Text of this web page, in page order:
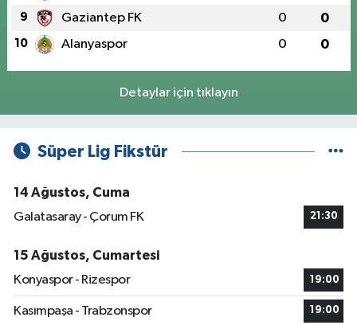
9 Gaziantep FK 0 0
10 Alanyaspor 0 0
Detaylar için tıklayın
Süper Lig Fikstür
14 Ağustos, Cuma
Galatasaray - Çorum FK
21:30
15 Ağustos, Cumartesi
Konyaspor - Rizespor
19:00
Kasımpaşa - Trabzonspor 19:00